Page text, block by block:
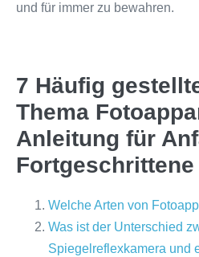
und für immer zu bewahren.
7 Häufig
Thema
Anleitung für
Fortgeschrittene
Welche Arten von
Was ist der Unterschied
Spiegelreflexkamera und